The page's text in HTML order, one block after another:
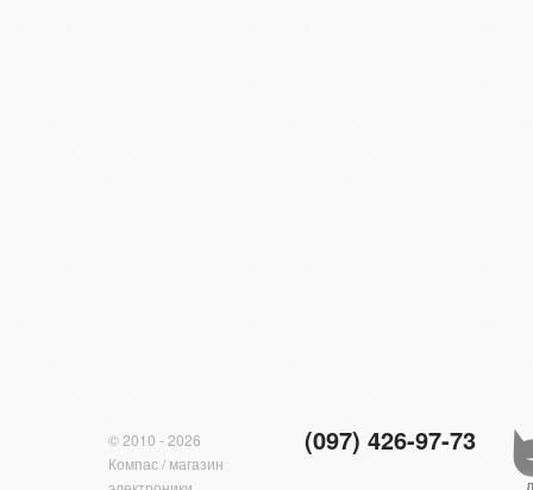
© 2010 - 2026
Компас / магазин
(097) 426-97-73